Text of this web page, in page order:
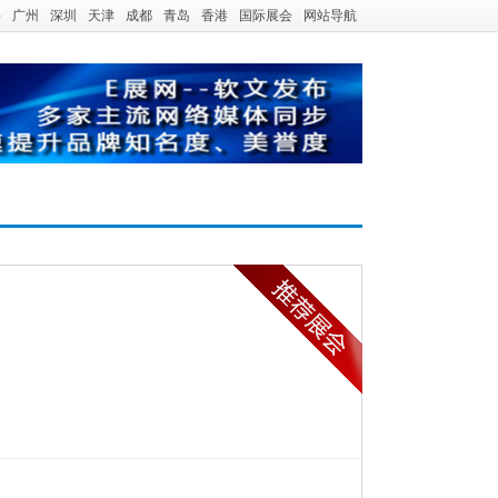
广州 深圳 天津 成都 青岛 香港 国际展会 网站导航